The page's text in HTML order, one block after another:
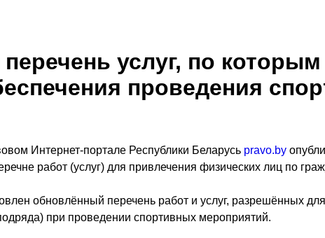
услуг, по
проведения
Интернет-портале Республики Беларусь pravo.by
работ (услуг) для привлечения физических лиц по
обновлённый перечень работ и услуг, разрешённых
при проведении спортивных мероприятий.